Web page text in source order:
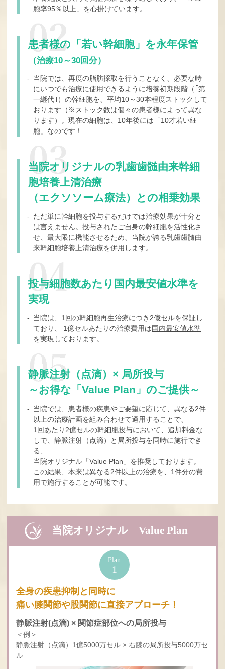
胞率95％以上」を心掛けています。
患者様の「若い幹細胞」を永年保管
（治療10～30回分）
- 当院では、再度の脂肪採取を行うことなく、必要な時
にいつでも治療に使用できるように培養初期段階（｢第
一継代｣）の幹細胞を、平均10～30本程度ストックして
おります （※ストック数は個々の患者様によって異な
ります）。現在の細胞は、10年後には「10才若い細
胞」なのです！
当院オリジナルの乳歯歯髄由来幹細
胞培養上清治療
（エクソソーム療法）との相乗効果
- ただ単に幹細胞を投与するだけでは治療効果が十分と
は言えません。投与されたご自身の幹細胞を活性化さ
せ、最大限に機能させるため、 当院が誇る乳歯歯髄由
来幹細胞培養上清治療を併用します。
投与細胞数あたり国内最安値水準を
実現
- 当院は、1回の幹細胞再生治療につき 2億セルを保証し
ており、
1億セルあたりの治療費用は国内最安値水準
を実現しております。
静脈注射（点滴）× 局所投与
～お得な「Value Plan」のご提供～
- 当院では、患者様の疾患やご要望に応じて、異なる2件
以上の治療計画を組み合わせて適用することで、
1回あたり2億セルの幹細胞投与において、追加料金な
しで、静脈注射（点滴）と局所投与を同時に施行でき
る、
当院オリジナル「Value Plan」を推奨しております。
この結果、本来は異なる2件以上の治療を、1件分の費
用で施行することが可能です。
当院オリジナル Value Plan
Plan
1
全身の疾患抑制と同時に
痛い膝関節や股関節に直接アプローチ！
静脈注射(点滴) × 関節症部位への局所投与
＜例＞
静脈注射（点滴）1億5000万セル × 右膝の局所投与5000万セ
ル